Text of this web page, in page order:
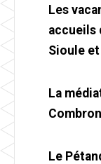
Les
accueils
Sioule
La
Le